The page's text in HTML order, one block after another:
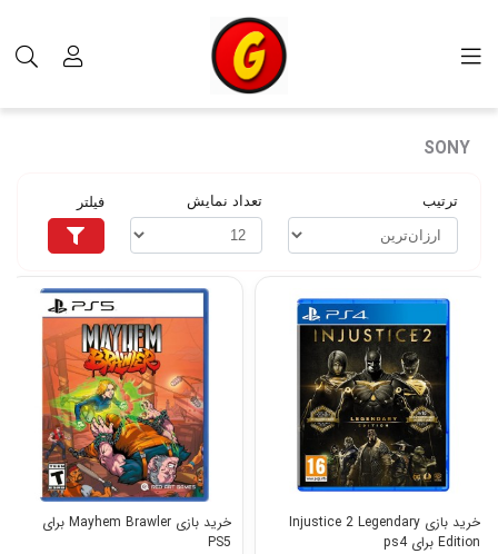
SONY
SONY
ترتیب تعداد نمایش فیلتر
خرید بازی Injustice 2 Legendary
Edition برای ps4
خرید بازی Mayhem Brawler برای
PS5